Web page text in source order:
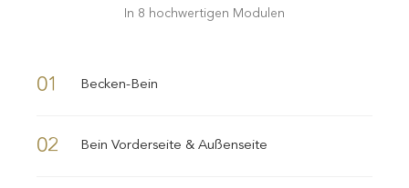
In 8 hochwertigen Modulen
01 Becken-Bein
02 Bein Vorderseite & Außenseite